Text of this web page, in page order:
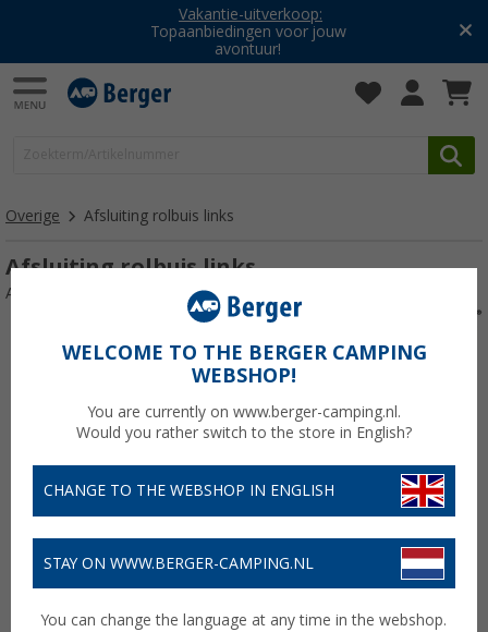
Vakantie-uitverkoop:
Topaanbiedingen voor jouw
avontuur!
Overige Afsluiting rolbuis links
Afsluiting rolbuis links
Artikelnr: 122373
WELCOME TO THE BERGER CAMPING
WEBSHOP!
You are currently on www.berger-camping.nl.
Would you rather switch to the store in English?
CHANGE TO THE WEBSHOP IN ENGLISH
STAY ON WWW.BERGER-CAMPING.NL
You can change the language at any time in the webshop.